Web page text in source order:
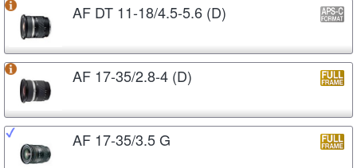
AF DT 11-18/4.5-5.6 (D)
AF 17-35/2.8-4 (D)
AF 17-35/3.5 G